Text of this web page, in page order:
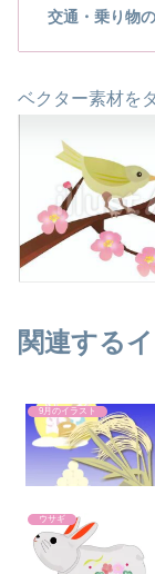
交通・乗り物
ベクター素材を
関連する
9月のイラスト
ウサギ